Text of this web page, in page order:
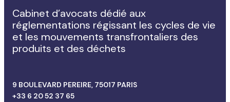
ENGLISH
Cabinet d’avocats dédié aux
réglementations régissant les cycles de vie
et les mouvements transfrontaliers des
produits et des déchets
9 BOULEVARD PEREIRE, 75017 PARIS
+33 6 20 52 37 65